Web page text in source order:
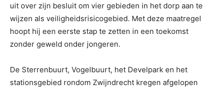
uit over zijn besluit om vier gebieden in het dorp aan te
wijzen als veiligheidsrisicogebied. Met deze maatregel
hoopt hij een eerste stap te zetten in een toekomst
zonder geweld onder jongeren.
De Sterrenbuurt, Vogelbuurt, het Develpark en het
stationsgebied rondom Zwijndrecht kregen afgelopen